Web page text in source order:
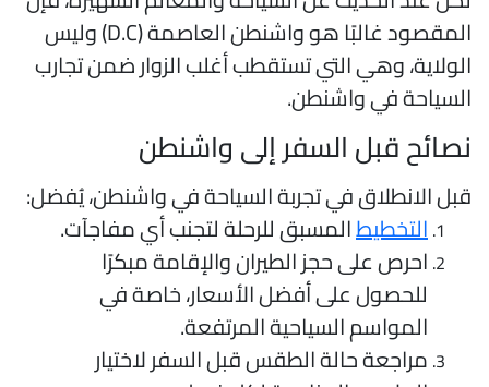
المقصود غالبًا هو واشنطن العاصمة (D.C) وليس
وهي التي تستقطب أغلب الزوار ضمن تجارب
في واشنطن.
قبل السفر إلى واشنطن
الانطلاق في تجربة السياحة في واشنطن، يُفضل:
التخطيطالمسبق للرحلة لتجنب أي مفاجآت.
احرص على حجز الطيران والإقامة مبكرًا
للحصول على أفضل الأسعار، خاصة في
المواسم السياحية المرتفعة.
مراجعة حالة الطقس قبل السفر لاختيار